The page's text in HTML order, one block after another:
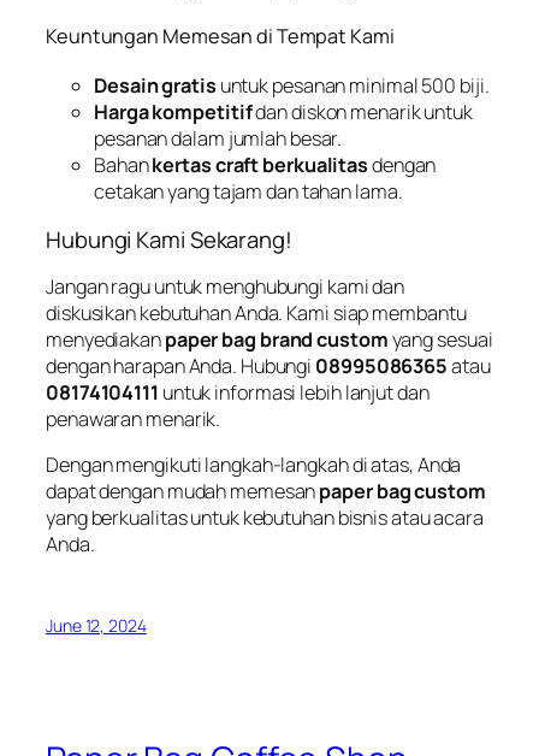
Keuntungan Memesan di Tempat Kami
Desain gratis untuk pesanan minimal 500 biji.
Harga kompetitifdan diskon menarik untuk
pesanan dalam jumlah besar.
Bahankertas craft berkualitasdengan
cetakan yang tajam dan tahan lama.
Hubungi Kami Sekarang!
Jangan ragu untuk menghubungi kami dan
diskusikan kebutuhan Anda. Kami siap membantu
menyediakanpaper bag brand customyang sesuai
dengan harapan Anda. Hubungi 08995086365atau
08174104111 untuk informasi lebih lanjut dan
penawaran menarik.
Dengan mengikuti langkah-langkah di atas, Anda
dapat dengan mudah memesanpaper bag custom
yang berkualitas untuk kebutuhan bisnis atau acara
Anda.
June 12, 2024